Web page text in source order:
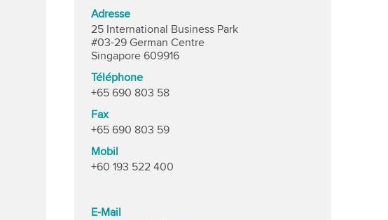
Adresse
25 International Business Park
#03-29 German Centre
Singapore 609916
Téléphone
+65 690 803 58
Fax
+65 690 803 59
Mobil
+60 193 522 400
E-Mail